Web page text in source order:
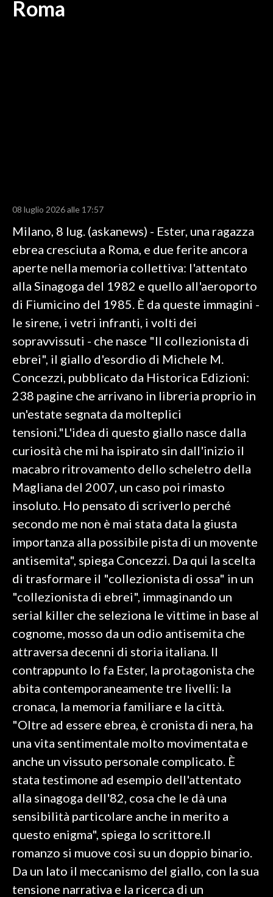
MONDO
RISULTATI E CLASSIFICHE
CALCIO
CALCIO REGIONALE
BASKET
VOLLEY
MOTORI
TENNIS
ALTRI SPORT
SPETTACOLI
GOSSIP
SALUTE
SARDEGNA TURISMO
#CARAUNIONE
3 MINUTI CON
INSULARITÀ
INFO AZIENDE
ABBONATI
ANNUNCI
NECROLOGI
PUBBLICITÀ
SPIAGGE
STORE
Roma
08 luglio 2026 alle 17:57
Milano, 8 lug. (askanews) - Ester, una ragazza
ebrea cresciuta a Roma, e due ferite ancora
aperte nella memoria collettiva: l'attentato
alla Sinagoga del 1982 e quello all'aeroporto
di Fiumicino del 1985. È da queste immagini -
le sirene, i vetri infranti, i volti dei
sopravvissuti - che nasce "Il collezionista di
ebrei", il giallo d'esordio di Michele M.
Concezzi, pubblicato da Historica Edizioni:
238 pagine che arrivano in libreria proprio in
un'estate segnata da molteplici
tensioni."L'idea di questo giallo nasce dalla
curiosità che mi ha ispirato sin dall'inizio il
macabro ritrovamento dello scheletro della
Magliana del 2007, un caso poi rimasto
insoluto. Ho pensato di scriverlo perché
secondo me non è mai stata data la giusta
importanza alla possibile pista di un movente
antisemita", spiega Concezzi. Da qui la scelta
di trasformare il "collezionista di ossa" in un
"collezionista di ebrei", immaginando un
serial killer che seleziona le vittime in base al
cognome, mosso da un odio antisemita che
attraversa decenni di storia italiana. Il
contrappunto lo fa Ester, la protagonista che
abita contemporaneamente tre livelli: la
cronaca, la memoria familiare e la città.
"Oltre ad essere ebrea, è cronista di nera, ha
una vita sentimentale molto movimentata e
anche un vissuto personale complicato. È
stata testimone ad esempio dell'attentato
alla sinagoga dell'82, cosa che le dà una
sensibilità particolare anche in merito a
questo enigma", spiega lo scrittore.Il
romanzo si muove così su un doppio binario.
Da un lato il meccanismo del giallo, con la sua
tensione narrativa e la ricerca di un